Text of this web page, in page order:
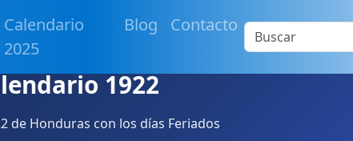
Calendario
2025
Blog Contacto
1922
de Honduras con los días Feriados